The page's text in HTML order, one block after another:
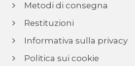
Metodi di consegna
Restituzioni
Informativa sulla privacy
Politica sui cookie